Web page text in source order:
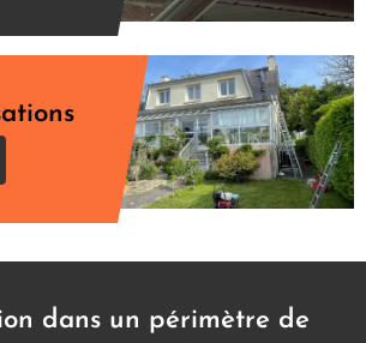
dans un périmètre de